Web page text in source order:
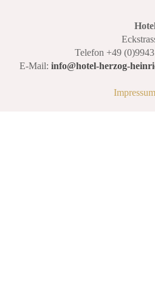
Telefon +49
E-Mail: info@hotel-herzog-
Impressum